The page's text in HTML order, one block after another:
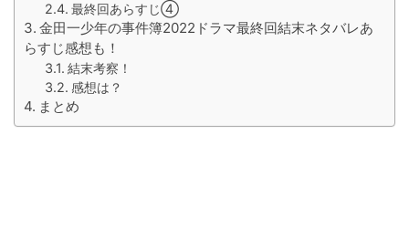
最終回あらすじ④
金田一少年の事件簿2022ドラマ最終回結末ネタバレあ
らすじ感想も！
結末考察！
感想は？
まとめ